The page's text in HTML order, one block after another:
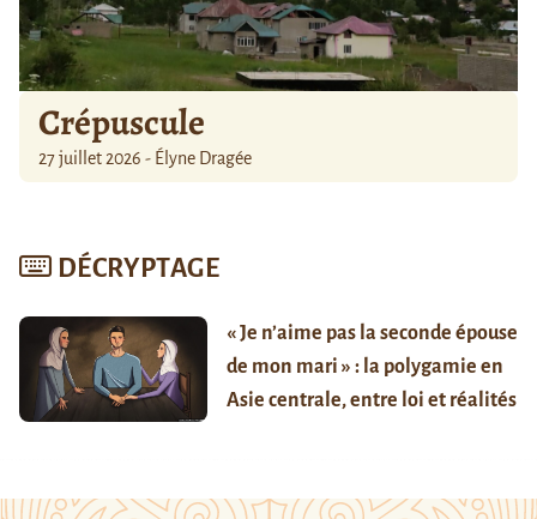
Crépuscule
27 juillet 2026 - Élyne Dragée
DÉCRYPTAGE
« Je n’aime pas la seconde épouse
de mon mari » : la polygamie en
Asie centrale, entre loi et réalités